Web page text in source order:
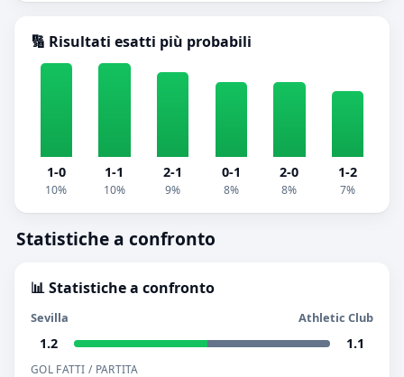
🔢 Risultati esatti più probabili
1-0
10%
1-1
10%
2-1
9%
0-1
8%
2-0
8%
1-2
7%
Statistiche a confronto
📊 Statistiche a confronto
Sevilla Athletic Club
1.2 1.1
GOL FATTI / PARTITA